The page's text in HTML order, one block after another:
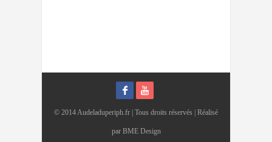
© 2014 Audeladuperiph.fr | Tous droits réservés | Réalisé
par BME Design